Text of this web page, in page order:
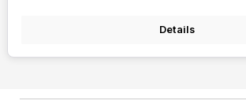
Details